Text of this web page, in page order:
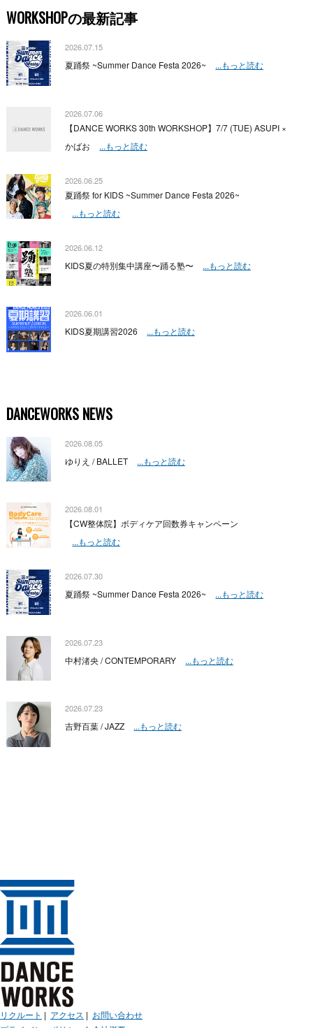
WORKSHOPの最新記事
2026.07.15
夏踊祭 ~Summer Dance Festa 2026~ ...もっと読む
2026.07.06
【DANCE WORKS 30th WORKSHOP】7/7 (TUE) ASUPI ×
かばお
...もっと読む
2026.06.25
夏踊祭 for KIDS ~Summer Dance Festa 2026~
...もっと読む
2026.06.12
KIDS夏の特別集中講座〜踊る塾〜 ...もっと読む
2026.06.01
KIDS夏期講習2026 ...もっと読む
DANCEWORKS NEWS
2026.08.05
ゆりえ / BALLET ...もっと読む
2026.08.01
【CW整体院】ボディケア回数券キャンペーン
...もっと読む
2026.07.30
夏踊祭 ~Summer Dance Festa 2026~ ...もっと読む
2026.07.23
中村渚央 / CONTEMPORARY ...もっと読む
2026.07.23
吉野百葉 / JAZZ ...もっと読む
リクルート | アクセス | お問い合わせ